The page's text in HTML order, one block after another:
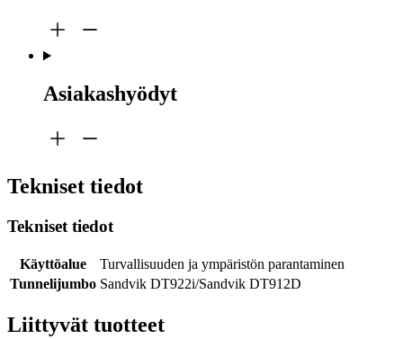
Asiakashyödyt
Tekniset tiedot
Tekniset tiedot
Käyttöalue
Turvallisuuden ja ympäristön parantaminen
Tunnelijumbo Sandvik DT922i/Sandvik DT912D
Liittyvät tuotteet